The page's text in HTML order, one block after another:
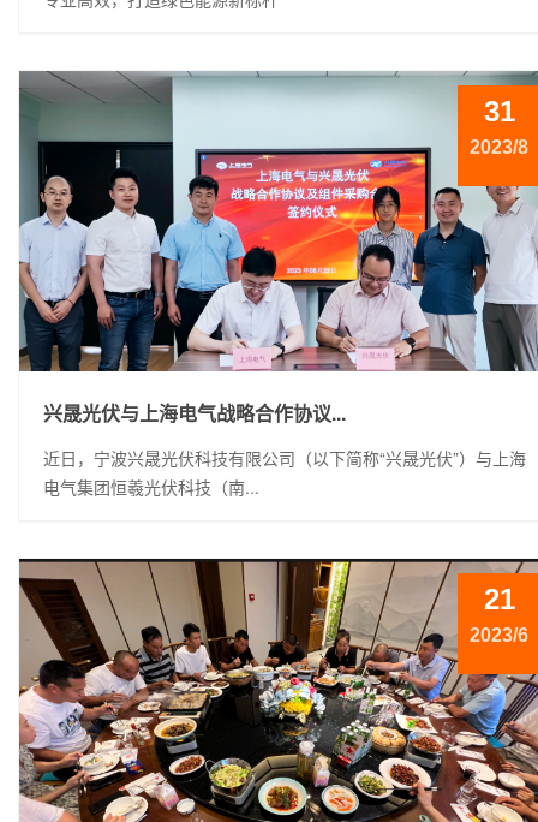
31
2023/8
兴晟光伏与上海电气战略合作协议...
近日，宁波兴晟光伏科技有限公司（以下简称“兴晟光伏”）与上海
电气集团恒羲光伏科技（南...
21
2023/6